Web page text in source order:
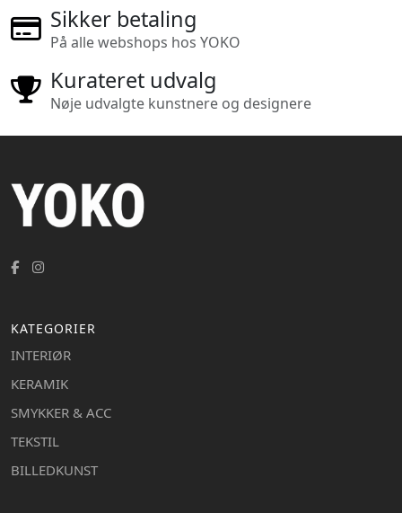
Sikker betaling
På alle webshops hos YOKO
Kurateret udvalg
Nøje udvalgte kunstnere og designere
KATEGORIER
INTERIØR
KERAMIK
SMYKKER & ACC
TEKSTIL
BILLEDKUNST